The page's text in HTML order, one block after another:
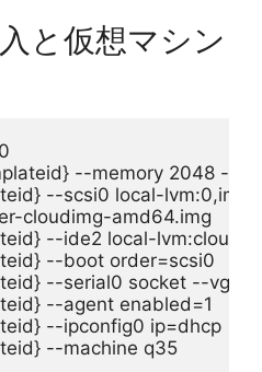
と仮想マシン
--memory 2048 --
--scsi0 local-
cloudimg-amd64.img
--ide2 local-
--boot order=scsi0
--serial0 socket --vga
--agent enabled=1
--ipconfig0 ip=dhcp
--machine q35